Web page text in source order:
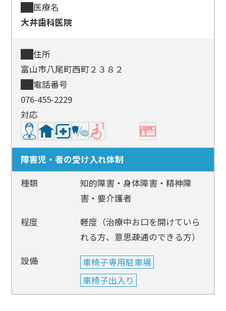
医療名
大井歯科医院
住所
富山市八尾町西町２３８２
電話番号
076-455-2229
対応
障害児・者の受け入れ体制
種類
知的障害・身体障害・精神障
害・要介護者
程度
軽度（治療中お口を開けていら
れる方、意思疎通のできる方）
設備
車椅子専用駐車場
車椅子出入り